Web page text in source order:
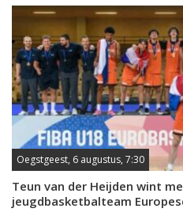
Oegstgeest, 6 augustus, 7:30
Teun van der Heijden wint
jeugdbasketbalteam